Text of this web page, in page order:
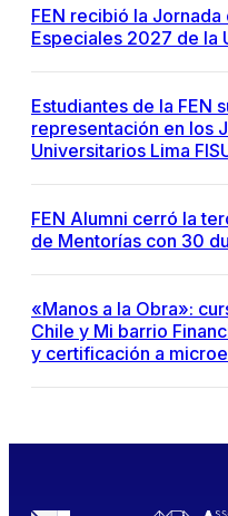
FEN recibió la
Especiales 2027 de la
Estudiantes de la FEN
representación en los
Universitarios Lima
FEN Alumni cerró la
de Mentorías con 30
«Manos a la Obra»:
Chile y Mi barrio
y certificación a